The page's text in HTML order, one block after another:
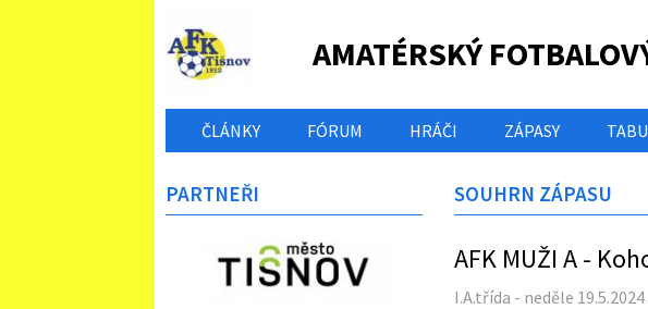
AMATÉRSKÝ
ČLÁNKY FÓRUM HRÁČI ZÁPASY
SOUHRN ZÁPASU
AFK MUŽI A -
I.A.třída - neděle
PARTNEŘI